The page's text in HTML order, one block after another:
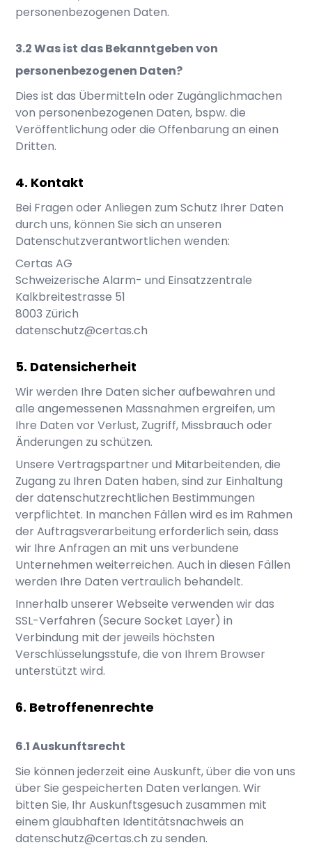
personenbezogenen Daten.
Was ist das Bekanntgeben von
personenbezogenen Daten?
Dies ist das Übermitteln oder Zugänglichmachen
von personenbezogenen Daten, bspw. die
Veröffentlichung oder die Offenbarung an einen
Dritten.
Kontakt
Bei Fragen oder Anliegen zum Schutz Ihrer Daten
durch uns, können Sie sich an unseren
Datenschutzverantwortlichen wenden:
Certas AG
Schweizerische Alarm- und Einsatzzentrale
Kalkbreitestrasse 51
8003 Zürich
datenschutz@certas.ch
Datensicherheit
Wir werden Ihre Daten sicher aufbewahren und
alle angemessenen Massnahmen ergreifen, um
Ihre Daten vor Verlust, Zugriff, Missbrauch oder
Änderungen zu schützen.
Unsere Vertragspartner und Mitarbeitenden, die
Zugang zu Ihren Daten haben, sind zur Einhaltung
der datenschutzrechtlichen Bestimmungen
verpflichtet. In manchen Fällen wird es im Rahmen
der Auftragsverarbeitung erforderlich sein, dass
wir Ihre Anfragen an mit uns verbundene
Unternehmen weiterreichen. Auch in diesen Fällen
werden Ihre Daten vertraulich behandelt.
Innerhalb unserer Webseite verwenden wir das
SSL-Verfahren (Secure Socket Layer) in
Verbindung mit der jeweils höchsten
Verschlüsselungsstufe, die von Ihrem Browser
unterstützt wird.
Betroffenenrechte
Auskunftsrecht
Sie können jederzeit eine Auskunft, über die von uns
über Sie gespeicherten Daten verlangen. Wir
bitten Sie, Ihr Auskunftsgesuch zusammen mit
einem glaubhaften Identitätsnachweis an
datenschutz@certas.ch zu senden.